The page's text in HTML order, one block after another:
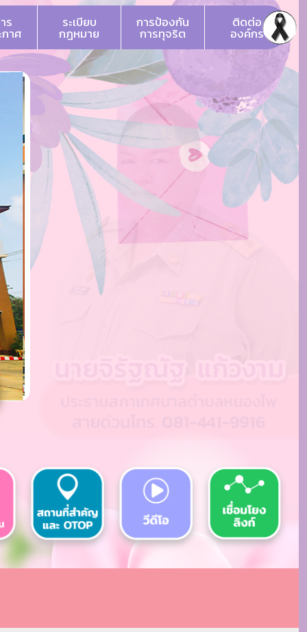
ร
กาศ
ระเบียบ
กฎหมาย
การป้องกัน
การทุจริต
ติดต่อ
องค์กร